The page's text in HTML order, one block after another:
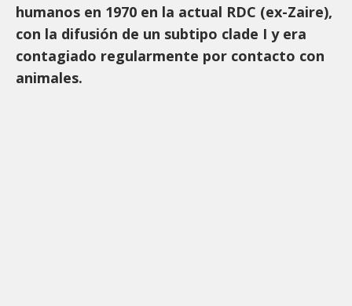
humanos en 1970 en la actual RDC (ex-Zaire),
con la difusión de un subtipo clade I y era
contagiado regularmente por contacto con
animales.